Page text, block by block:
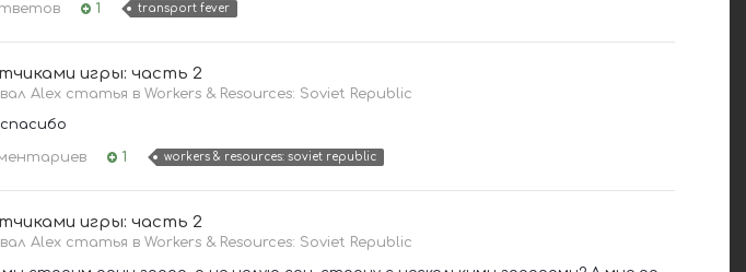
1 transport fever
игры: часть 2
Alex статья в Workers & Resources: Soviet Republic
1 workers & resources: soviet republic
игры: часть 2
Alex статья в Workers & Resources: Soviet Republic